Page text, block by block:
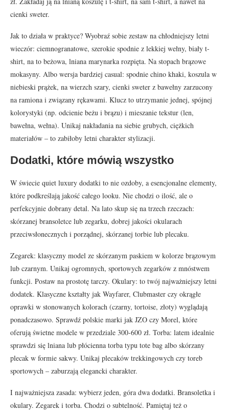
cienki sweter.
Jak to działa w praktyce? Wyobraź sobie zestaw na chłodniejszy letni
wieczór: ciemnogranatowe, szerokie spodnie z lekkiej wełny, biały t-
shirt, na to beżowa, lniana marynarka rozpięta. Na stopach brązowe
mokasyny. Albo wersja bardziej casual: spodnie chino khaki, koszula w
niebieski prążek, na wierzch szary, cienki sweter z bawełny zarzucony
na ramiona i związany rękawami. Klucz to utrzymanie jednej, spójnej
kolorystyki (np. odcienie beżu i brązu) i mieszanie tekstur (len,
bawełna, wełna). Unikaj nakładania na siebie grubych, ciężkich
materiałów – to zabiłoby letni charakter stylizacji.
Dodatki, które mówią wszystko
W świecie quiet luxury dodatki to nie ozdoby, a esencjonalne elementy,
które podkreślają jakość całego looku. Nie chodzi o ilość, ale o
perfekcyjnie dobrany detal. Na lato skup się na trzech rzeczach:
skórzanej bransoletce lub zegarku, dobrej jakości okularach
przeciwsłonecznych i porządnej, skórzanej torbie lub plecaku.
Zegarek: klasyczny model ze skórzanym paskiem w kolorze brązowym
lub czarnym. Unikaj ogromnych, sportowych zegarków z mnóstwem
funkcji. Postaw na prostotę tarczy. Okulary: to twój najważniejszy letni
dodatek. Klasyczne kształty jak Wayfarer, Clubmaster czy okrągłe
oprawki w stonowanych kolorach (czarny, tortoise, złoty) wyglądają
ponadczasowo. Sprawdź polskie marki jak JZO czy Morel, które
oferują świetne modele w przedziale 300-600 zł. Torba: latem idealnie
sprawdzi się lniana lub płócienna torba typu tote bag albo skórzany
plecak w formie sakwy. Unikaj plecaków trekkingowych czy toreb
sportowych – zaburzają elegancki charakter.
I najważniejsza zasada: wybierz jeden, góra dwa dodatki. Bransoletka i
okulary. Zegarek i torba. Chodzi o subtelność. Pamiętaj też o